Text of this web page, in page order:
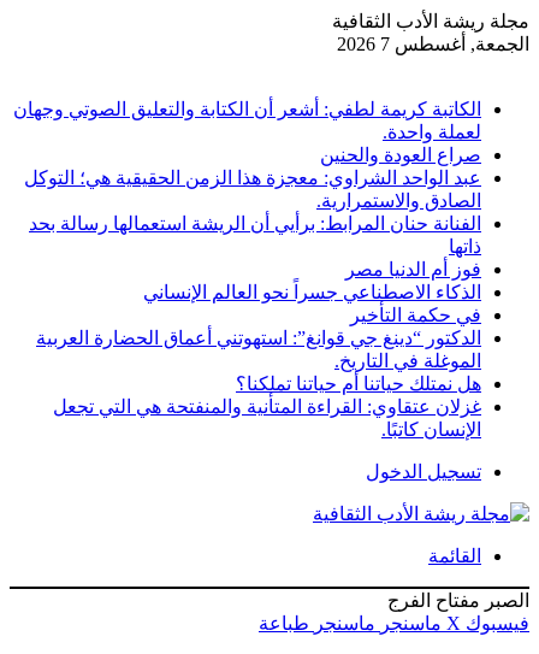
مجلة ريشة الأدب الثقافية
الجمعة, أغسطس 7 2026
الكاتبة كريمة لطفي: أشعر أن الكتابة والتعليق الصوتي وجهان
لعملة واحدة.
صراع العودة والحنين
عبد الواحد الشراوي: معجزة هذا الزمن الحقيقية هي؛ التوكل
الصادق والاستمرارية.
الفنانة حنان المرابط: برأيي أن الريشة استعمالها رسالة بحد
ذاتها
فوز أم الدنيا مصر
الذكاء الاصطناعي جسراً نحو العالم الإنساني
في حكمة التأخير
الدكتور “دينغ جي قوانغ”: استهوتني أعماق الحضارة العربية
الموغلة في التاريخ.
هل نمتلك حياتنا أم حياتنا تملكنا؟
غزلان عتقاوي: القراءة المتأنية والمنفتحة هي التي تجعل
الإنسان كاتبًا.
تسجيل الدخول
القائمة
الصبر مفتاح الفرج
فيسبوك ‫X ماسنجر ماسنجر طباعة